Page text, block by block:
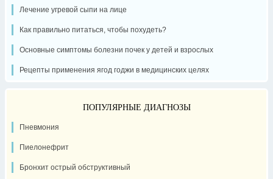
Лечение угревой сыпи на лице
Как правильно питаться, чтобы похудеть?
Основные симптомы болезни почек у детей и взрослых
Рецепты применения ягод годжи в медицинских целях
ПОПУЛЯРНЫЕ ДИАГНОЗЫ
Пневмония
Пиелонефрит
Бронхит острый обструктивный